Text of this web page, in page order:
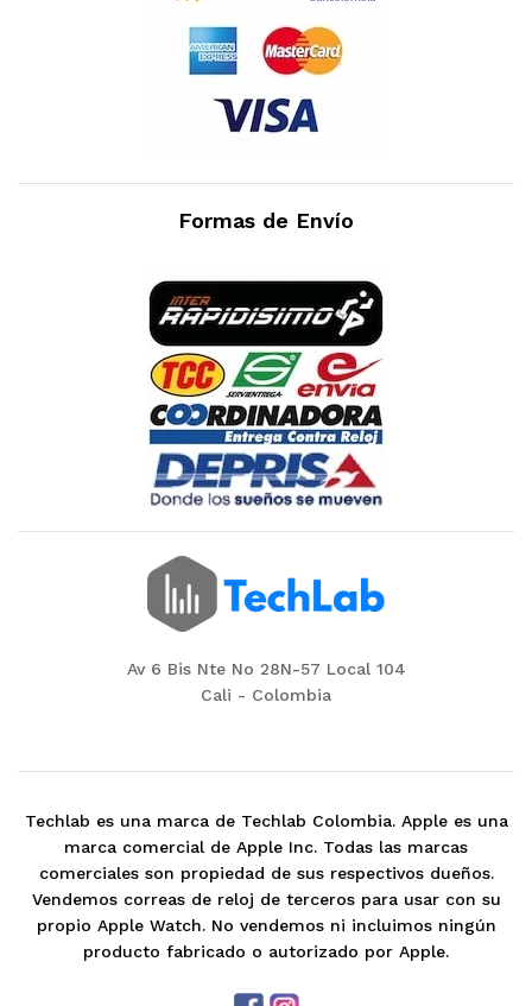
Formas de Envío
Av 6 Bis Nte No 28N-57 Local 104
Cali - Colombia
Techlab es una marca de Techlab Colombia. Apple es una
marca comercial de Apple Inc. Todas las marcas
comerciales son propiedad de sus respectivos dueños.
Vendemos correas de reloj de terceros para usar con su
propio Apple Watch. No vendemos ni incluimos ningún
producto fabricado o autorizado por Apple.